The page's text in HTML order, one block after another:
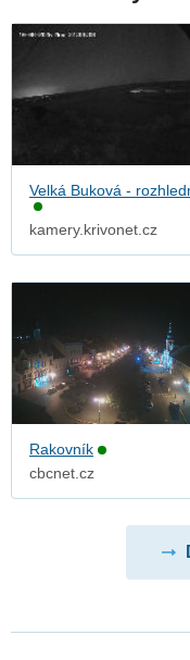
Velká Buková -
kamery.krivonet.cz
Rakovník
cbcnet.cz